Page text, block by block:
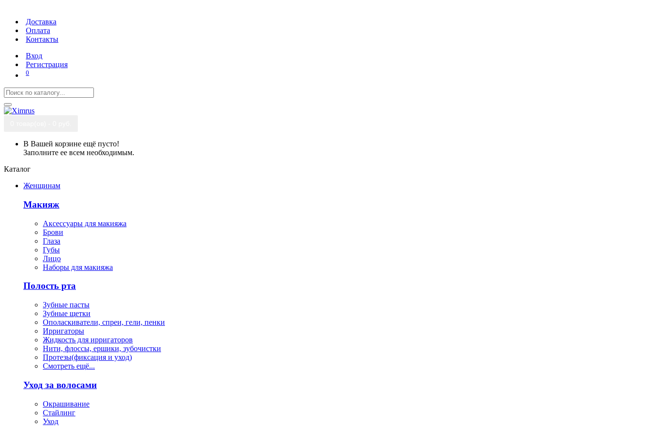
Доставка
Оплата
Контакты
Вход
Регистрация
0
В Вашей корзине ещё пусто!
Заполните ее всем необходимым.
Каталог
Женщинам
Макияж
Аксессуары для макияжа
Брови
Глаза
Губы
Лицо
Наборы для макияжа
Полость рта
Зубные пасты
Зубные щетки
Ополаскиватели, спреи, гели, пенки
Ирригаторы
Жидкость для ирригаторов
Нити, флоссы, ершики, зубочистки
Протезы(фиксация и уход)
Смотреть ещё...
Уход за волосами
Окрашивание
Стайлинг
Уход